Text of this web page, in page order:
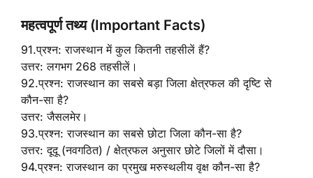
महत्वपूर्ण तथ्य (Important Facts)
91.प्रश्न: राजस्थान में कुल कितनी तहसीलें हैं?
उत्तर: लगभग 268 तहसीलें।
92.प्रश्न: राजस्थान का सबसे बड़ा जिला क्षेत्रफल की दृष्टि से
कौन-सा है?
उत्तर: जैसलमेर।
93.प्रश्न: राजस्थान का सबसे छोटा जिला कौन-सा है?
उत्तर: दूदू (नवगठित) / क्षेत्रफल अनुसार छोटे जिलों में दौसा।
94.प्रश्न: राजस्थान का प्रमुख मरुस्थलीय वृक्ष कौन-सा है?